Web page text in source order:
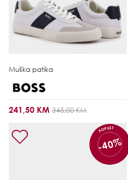
Muška patika
241,50 KM 345,00 KM
POPUST
-40%